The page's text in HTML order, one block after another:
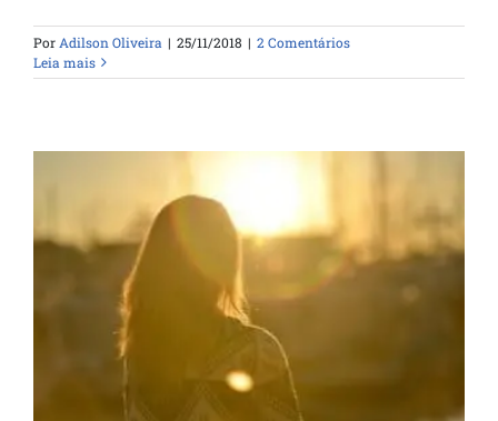
Por Adilson Oliveira | 25/11/2018 | 2 Comentários
Leia mais
Para viver a plenitude é preciso abrir a
porta